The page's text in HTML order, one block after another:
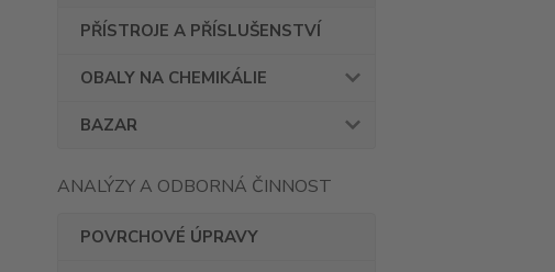
PŘÍSTROJE A PŘÍSLUŠENSTVÍ
OBALY NA CHEMIKÁLIE
BAZAR
ANALÝZY A ODBORNÁ ČINNOST
POVRCHOVÉ ÚPRAVY